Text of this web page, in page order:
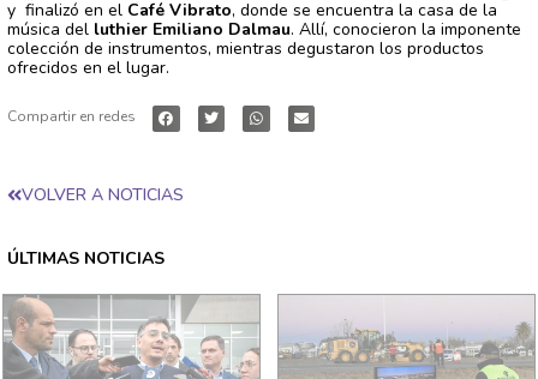
y finalizó en el Café Vibrato, donde se encuentra la casa de la
música del luthier Emiliano Dalmau. Allí, conocieron la imponente
colección de instrumentos, mientras degustaron los productos
ofrecidos en el lugar.
Compartir en redes
VOLVER A NOTICIAS
ÚLTIMAS NOTICIAS